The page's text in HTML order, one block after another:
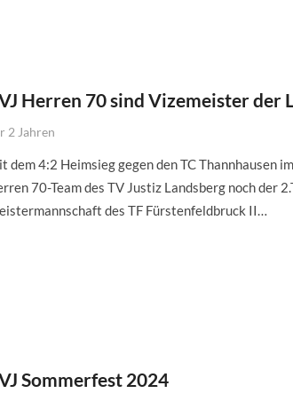
Herren 70 sind Vizemeister der
2 Jahren
dem 4:2 Heimsieg gegen den TC Thannhausen
70-Team des TV Justiz Landsberg noch der
des TF Fürstenfeldbruck II…
Sommerfest 2024